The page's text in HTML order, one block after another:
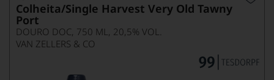
Colheita/Single Harvest Very Old Tawny
Port
DOURO DOC, 750 ML, 20,5% VOL.
VAN ZELLERS & CO